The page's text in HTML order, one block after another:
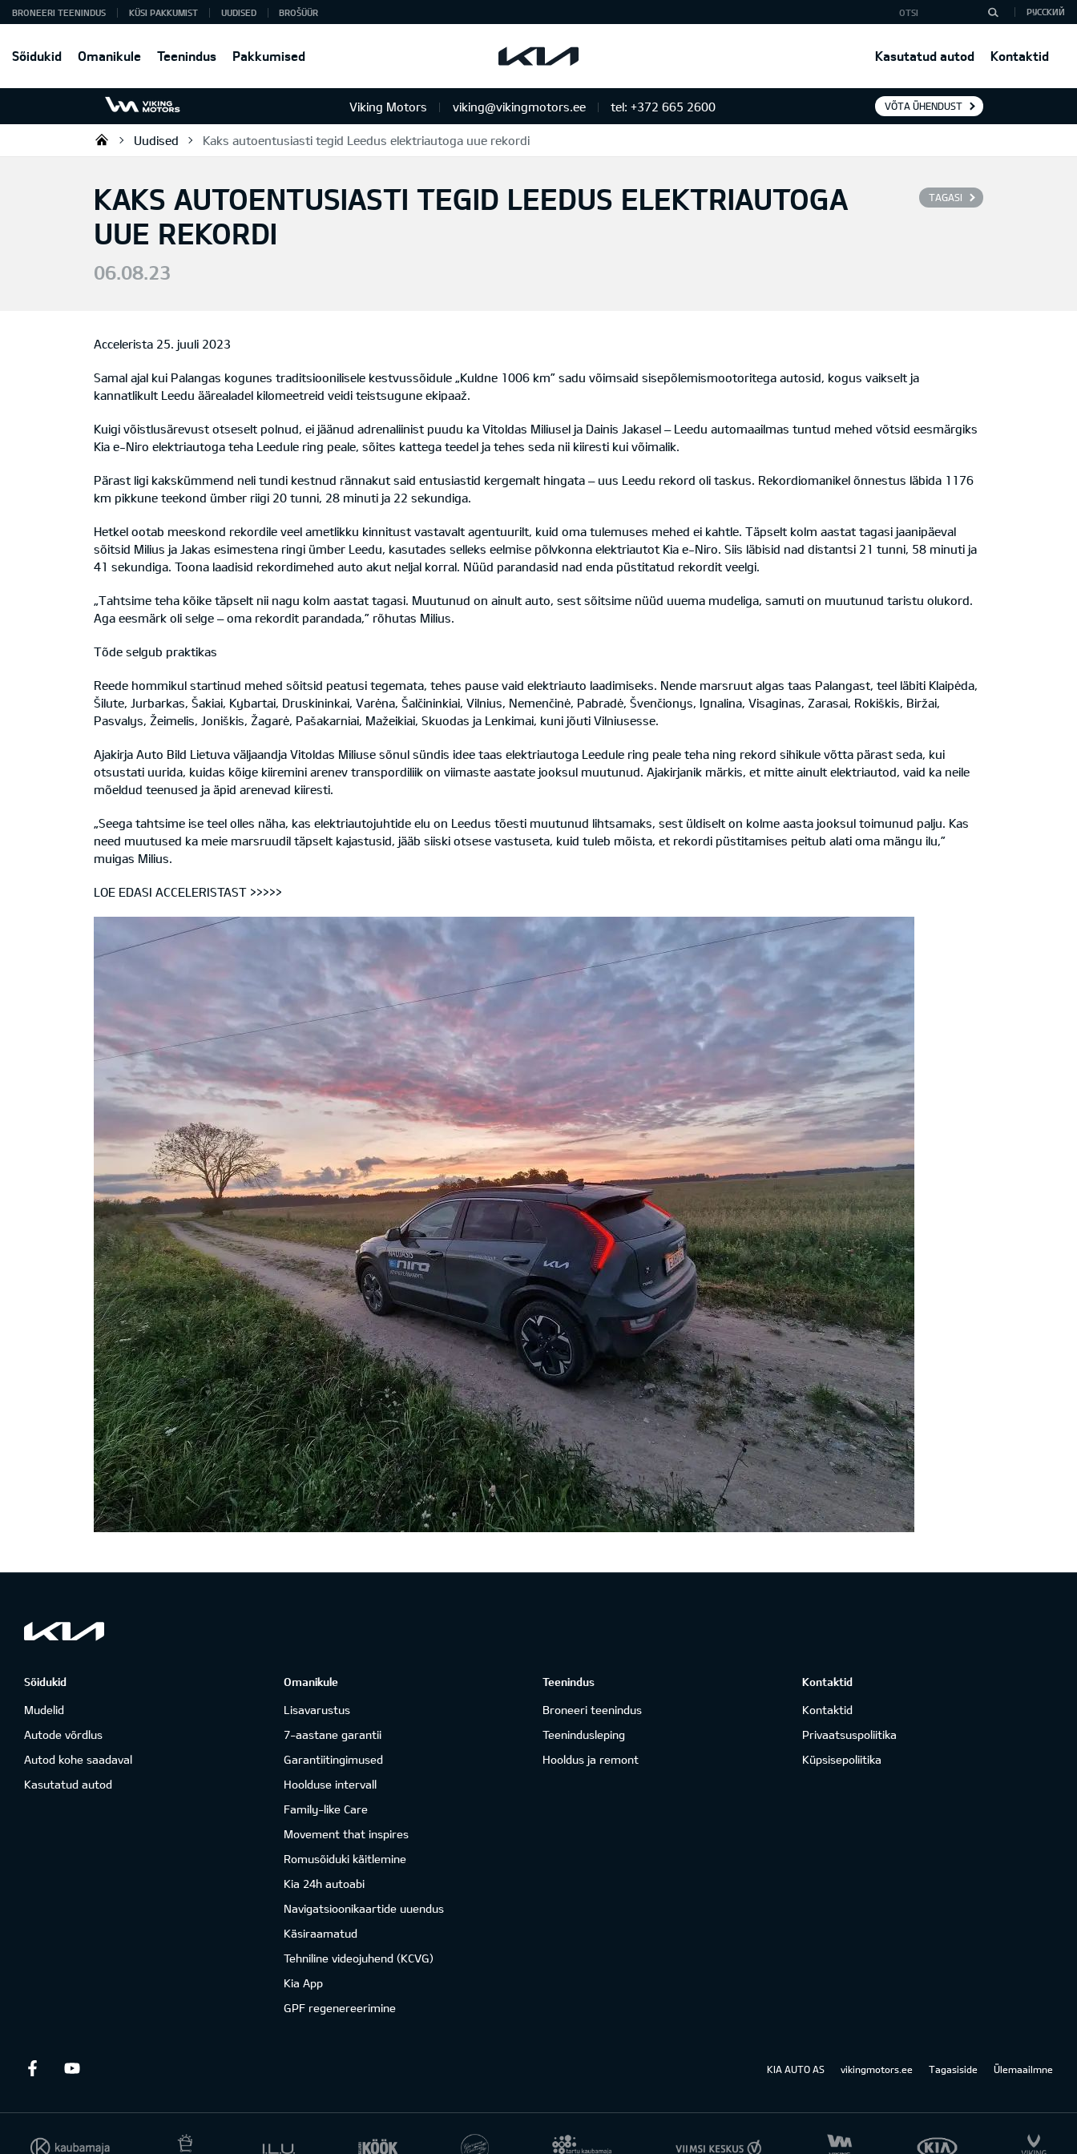
Sõidukid Omanikule Teenindus Pakkumised Kasutatud autod Kontaktid
BRONEERI TEENINDUS KÜSI PAKKUMIST UUDISED BROŠÜÜR РУССКИЙ
Viking Motors viking@vikingmotors.ee tel: +372 665 2600 VÕTA ÜHENDUST
Viking Motors - Kia müük, hooldus ja remont
Uudised Kaks autoentusiasti tegid Leedus elektriautoga uue rekordi
TAGASI
KAKS AUTOENTUSIASTI TEGID LEEDUS ELEKTRIAUTOGA
UUE REKORDI
06.08.23
Accelerista 25. juuli 2023
Samal ajal kui Palangas kogunes traditsioonilisele kestvussõidule „Kuldne 1006 km” sadu võimsaid sisepõlemismootoritega autosid, kogus vaikselt ja
kannatlikult Leedu äärealadel kilomeetreid veidi teistsugune ekipaaž.
Kuigi võistlusärevust otseselt polnud, ei jäänud adrenaliinist puudu ka Vitoldas Miliusel ja Dainis Jakasel – Leedu automaailmas tuntud mehed võtsid eesmärgiks
Kia e-Niro elektriautoga teha Leedule ring peale, sõites kattega teedel ja tehes seda nii kiiresti kui võimalik.
Pärast ligi kakskümmend neli tundi kestnud rännakut said entusiastid kergemalt hingata – uus Leedu rekord oli taskus. Rekordiomanikel õnnestus läbida 1176
km pikkune teekond ümber riigi 20 tunni, 28 minuti ja 22 sekundiga.
Hetkel ootab meeskond rekordile veel ametlikku kinnitust vastavalt agentuurilt, kuid oma tulemuses mehed ei kahtle. Täpselt kolm aastat tagasi jaanipäeval
sõitsid Milius ja Jakas esimestena ringi ümber Leedu, kasutades selleks eelmise põlvkonna elektriautot Kia e-Niro. Siis läbisid nad distantsi 21 tunni, 58 minuti ja
41 sekundiga. Toona laadisid rekordimehed auto akut neljal korral. Nüüd parandasid nad enda püstitatud rekordit veelgi.
„Tahtsime teha kõike täpselt nii nagu kolm aastat tagasi. Muutunud on ainult auto, sest sõitsime nüüd uuema mudeliga, samuti on muutunud taristu olukord.
Aga eesmärk oli selge – oma rekordit parandada,” rõhutas Milius.
Tõde selgub praktikas
Reede hommikul startinud mehed sõitsid peatusi tegemata, tehes pause vaid elektriauto laadimiseks. Nende marsruut algas taas Palangast, teel läbiti Klaipėda,
Šilute, Jurbarkas, Šakiai, Kybartai, Druskininkai, Varėna, Šalčininkiai, Vilnius, Nemenčinė, Pabradė, Švenčionys, Ignalina, Visaginas, Zarasai, Rokiškis, Biržai,
Pasvalys, Žeimelis, Joniškis, Žagarė, Pašakarniai, Mažeikiai, Skuodas ja Lenkimai, kuni jõuti Vilniusesse.
Ajakirja Auto Bild Lietuva väljaandja Vitoldas Miliuse sõnul sündis idee taas elektriautoga Leedule ring peale teha ning rekord sihikule võtta pärast seda, kui
otsustati uurida, kuidas kõige kiiremini arenev transpordiliik on viimaste aastate jooksul muutunud. Ajakirjanik märkis, et mitte ainult elektriautod, vaid ka neile
mõeldud teenused ja äpid arenevad kiiresti.
„Seega tahtsime ise teel olles näha, kas elektriautojuhtide elu on Leedus tõesti muutunud lihtsamaks, sest üldiselt on kolme aasta jooksul toimunud palju. Kas
need muutused ka meie marsruudil täpselt kajastusid, jääb siiski otsese vastuseta, kuid tuleb mõista, et rekordi püstitamises peitub alati oma mängu ilu,”
muigas Milius.
LOE EDASI ACCELERISTAST >>>>>
Sõidukid
Mudelid
Autode võrdlus
Autod kohe saadaval
Kasutatud autod
Omanikule
Lisavarustus
7-aastane garantii
Garantiitingimused
Hoolduse intervall
Family-like Care
Movement that inspires
Romusõiduki käitlemine
Kia 24h autoabi
Navigatsioonikaartide uuendus
Käsiraamatud
Tehniline videojuhend (KCVG)
Kia App
GPF regenereerimine
Teenindus
Broneeri teenindus
Teenindusleping
Hooldus ja remont
Kontaktid
Kontaktid
Privaatsuspoliitika
Küpsisepoliitika
Facebook KIA AUTO AS vikingmotors.ee Tagasiside Ülemaailmne